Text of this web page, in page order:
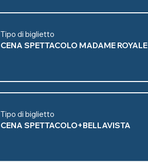
Tipo di biglietto
CENA SPETTACOLO MADAME ROYALE
Tipo di biglietto
CENA SPETTACOLO+BELLAVISTA